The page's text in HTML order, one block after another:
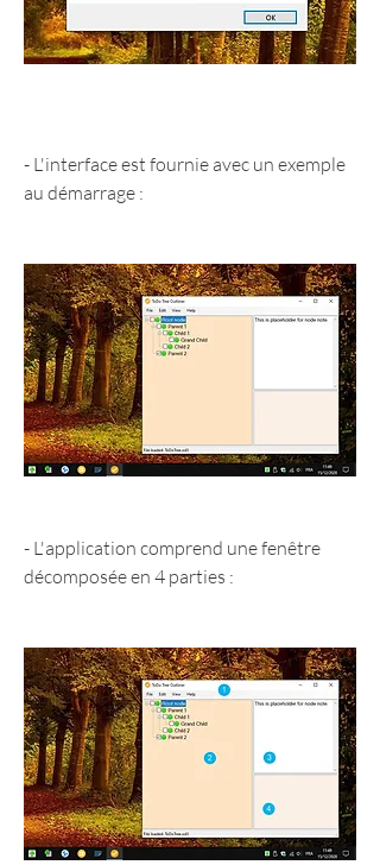
- L'interface est fournie avec un exemple
au démarrage :
- L'application comprend une fenêtre
décomposée en 4 parties :